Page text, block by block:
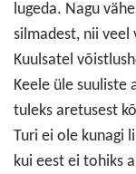
lugeda. Nagu
silmadest, nii veel
Kuulsatel
Keele üle suuliste
tuleks aretusest
Turi ei ole kunagi
kui eest ei tohiks